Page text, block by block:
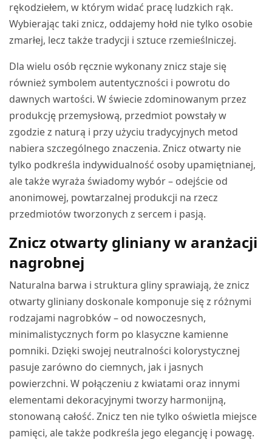
rękodziełem, w którym widać pracę ludzkich rąk.
Wybierając taki znicz, oddajemy hołd nie tylko osobie
zmarłej, lecz także tradycji i sztuce rzemieślniczej.
Dla wielu osób ręcznie wykonany znicz staje się
również symbolem autentyczności i powrotu do
dawnych wartości. W świecie zdominowanym przez
produkcję przemysłową, przedmiot powstały w
zgodzie z naturą i przy użyciu tradycyjnych metod
nabiera szczególnego znaczenia. Znicz otwarty nie
tylko podkreśla indywidualność osoby upamiętnianej,
ale także wyraża świadomy wybór – odejście od
anonimowej, powtarzalnej produkcji na rzecz
przedmiotów tworzonych z sercem i pasją.
Znicz otwarty gliniany w aranżacji
nagrobnej
Naturalna barwa i struktura gliny sprawiają, że znicz
otwarty gliniany doskonale komponuje się z różnymi
rodzajami nagrobków – od nowoczesnych,
minimalistycznych form po klasyczne kamienne
pomniki. Dzięki swojej neutralności kolorystycznej
pasuje zarówno do ciemnych, jak i jasnych
powierzchni. W połączeniu z kwiatami oraz innymi
elementami dekoracyjnymi tworzy harmonijną,
stonowaną całość. Znicz ten nie tylko oświetla miejsce
pamięci, ale także podkreśla jego elegancję i powagę.